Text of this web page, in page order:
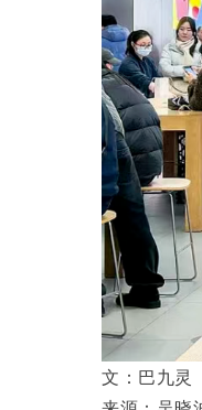
文：巴九灵